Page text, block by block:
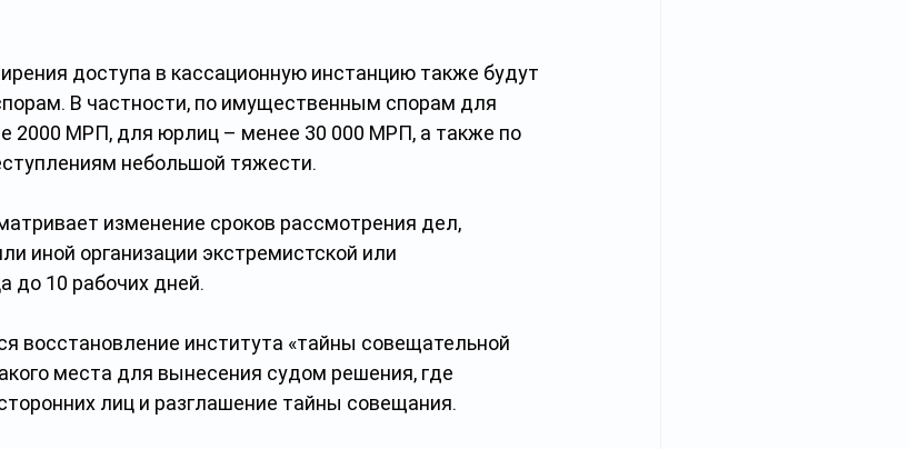
доступа в кассационную инстанцию также будут
В частности, по имущественным спорам для
2000 МРП, для юрлиц – менее 30 000 МРП, а также по
небольшой тяжести.
изменение сроков рассмотрения дел,
иной организации экстремистской или
до 10 рабочих дней.
восстановление института «тайны совещательной
места для вынесения судом решения, где
лиц и разглашение тайны совещания.